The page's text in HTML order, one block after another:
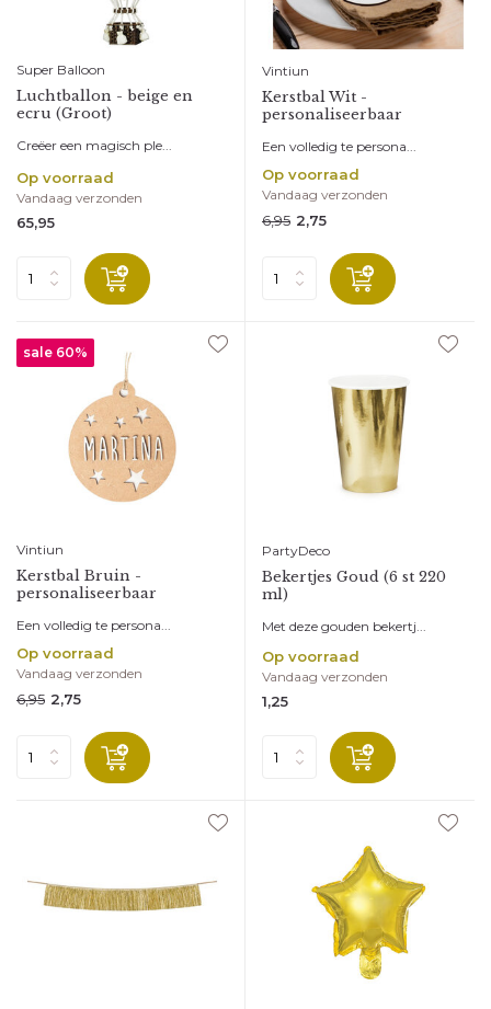
Super Balloon
Luchtballon - beige en
ecru (Groot)
Creëer een magisch ple...
Op voorraad
Vandaag verzonden
65,95
Vintiun
Kerstbal Wit -
personaliseerbaar
Een volledig te persona...
Op voorraad
Vandaag verzonden
6,95 2,75
sale 60%
Vintiun
Kerstbal Bruin -
personaliseerbaar
Een volledig te persona...
Op voorraad
Vandaag verzonden
6,95 2,75
PartyDeco
Bekertjes Goud (6 st 220
ml)
Met deze gouden bekertj...
Op voorraad
Vandaag verzonden
1,25